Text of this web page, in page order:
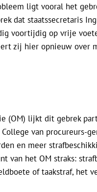
ligt vooral het
dat staatssecretaris
voortijdig op vrije
zij hier opnieuw over
(OM) lijkt dit gebrek
van procureurs-
en meer
van het OM straks:
of taakstraf, het